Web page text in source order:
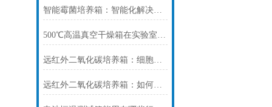
智能霉菌培养箱：智能化解决方案，推动微生物学研究发展
500℃高温真空干燥箱在实验室中如何使用？
远红外二氧化碳培养箱：细胞培养的精准环境守护者
远红外二氧化碳培养箱：如何提升细胞培养的稳定性和效率？